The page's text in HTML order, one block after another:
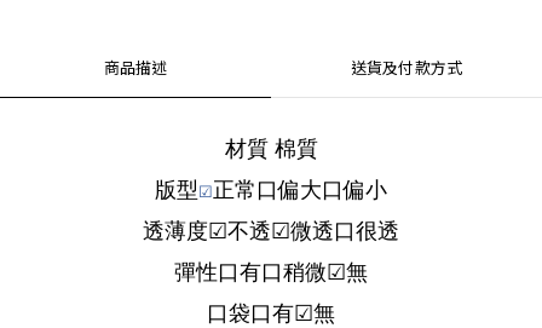
商品描述 送貨及付款方式
材質 棉質
版型☑正常口偏大口偏小
透薄度☑不透☑微透口很透
彈性口有口稍微☑無
口袋口有☑無